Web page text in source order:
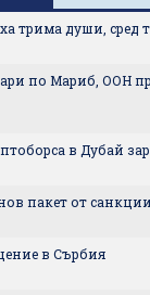
трима души, сред
по Мариб, ООН
в Дубай
пакет от
в Сърбия